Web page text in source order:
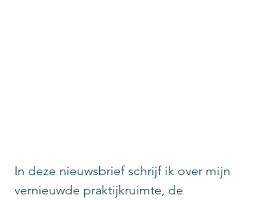
In deze nieuwsbrief schrijf ik over mijn
vernieuwde praktijkruimte, de